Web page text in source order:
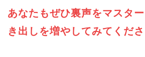
あなたもぜひ裏声をマスター
き出しを増やしてみてくださ